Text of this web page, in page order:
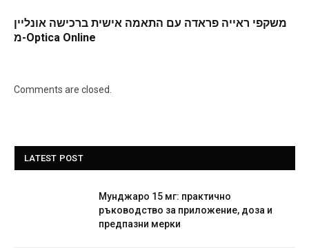
משקפי ראייה פראדה עם התאמה אישית ברכישה אונליין
מ-Optica Online
Comments are closed.
LATEST POST
Мунджаро 15 мг: практично
ръководство за приложение, доза и
предпазни мерки